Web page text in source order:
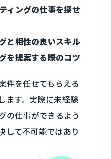
ィングの仕事を探せ
と相性の良いスキル
を提案する際のコツ
件を任せてもらえる
ます。実際に未経験
の仕事ができるよう
して不可能ではあり